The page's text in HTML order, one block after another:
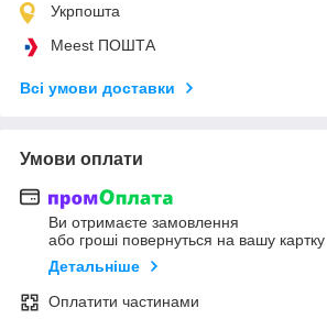
Укрпошта
Meest ПОШТА
Всі умови доставки
Умови оплати
Ви отримаєте замовлення
або гроші повернуться на вашу картку
Детальніше
Оплатити частинами